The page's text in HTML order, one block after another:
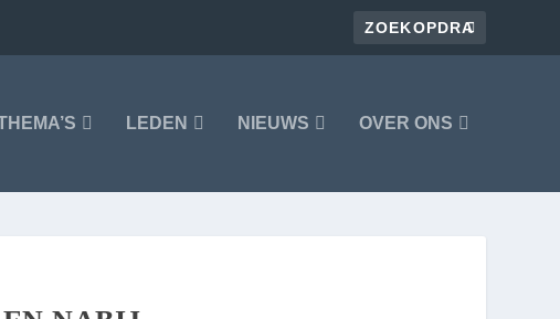
LEDEN NIEUWS OVER ONS